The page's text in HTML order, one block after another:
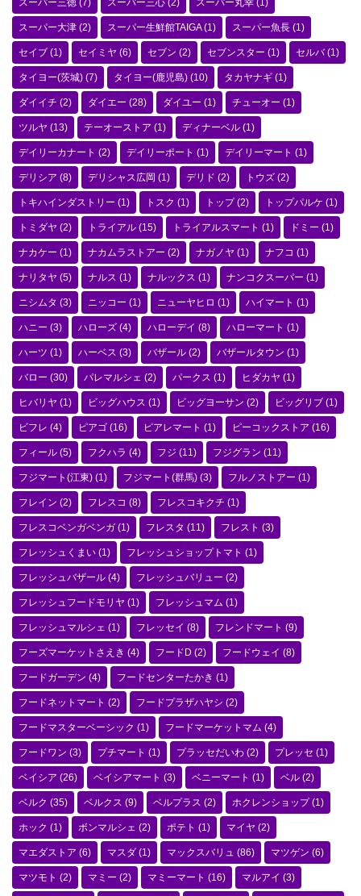
スーパー三徳 (7) スーパー三心 (2) スーパー丸幸 (1)
スーパー大津 (2) スーパー生鮮館TAIGA(1) スーパー魚長 (1)
セイブ (1) セイミヤ (6) セブン (2) セブンスター (1) セルバ(1)
タイヨー(茨城) (7) タイヨー(鹿児島) (10) タカヤナギ (1)
ダイイチ (2) ダイエー (28) ダイユー (1) チューオー (1)
ツルヤ (13) テーオーストア (1) ディナーベル (1)
デイリーカナート (2) デイリーポート (1) デイリーマート (1)
デリシア (8) デリシャス広岡 (1) デリド (2) トウズ (2)
トキハインダストリー (1) トスク (1) トップ(2) トップパルケ (1)
トミダヤ (2) トライアル (15) トライアルスマート (1) ドミー (1)
ナカケー (1) ナカムラストアー (2) ナガノヤ (1) ナフコ (1)
ナリタヤ (5) ナルス (1) ナルックス (1) ナンコクスーパー (1)
ニシムタ (3) ニッコー (1) ニューヤヒロ (1) ハイマート (1)
ハニー (3) ハローズ (4) ハローデイ (8) ハローマート (1)
ハーツ (1) ハーベス (3) バザール (2) バザールタウン (1)
バロー (30) パレマルシェ (2) パークス (1) ヒダカヤ (1)
ヒバリヤ (1) ビッグハウス (1) ビッグヨーサン (2) ビッグリブ (1)
ビフレ (4) ピアゴ (16) ピアレマート (1) ピーコックストア (16)
フィール (5) フクハラ (4) フジ (11) フジグラン (11)
フジマート(江東) (1) フジマート(群馬) (3) フルノストアー (1)
フレイン (2) フレスコ (8) フレスコキクチ (1)
フレスコベンガベンガ (1) フレスタ (11) フレスト (3)
フレッシュくまい (1) フレッシュショップトマト (1)
フレッシュバザール (4) フレッシュバリュー (2)
フレッシュフードモリヤ (1) フレッシュマム (1)
フレッシュマルシェ (1) フレッセイ (8) フレンドマート (9)
フーズマーケットさえき (4) フードD (2) フードウェイ (8)
フードガーデン (4) フードセンターたかき (1)
フードネットマート (2) フードプラザハヤシ (2)
フードマスターベーシック (1) フードマーケットマム (4)
フードワン (3) プチマート (1) プラッセだいわ (2) プレッセ (1)
ベイシア (26) ベイシアマート (3) ベニーマート (1) ベル (2)
ベルク (35) ベルクス (9) ベルプラス (2) ホクレンショップ(1)
ホック (1) ボンマルシェ (2) ポテト (1) マイヤ (2)
マエダストア (6) マスダ (1) マックスバリュ (86) マツゲン (6)
マツモト (2) マミー (2) マミーマート (16) マルアイ (3)